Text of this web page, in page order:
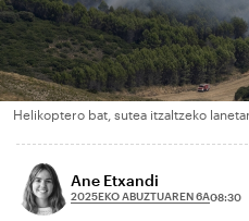
Helikoptero bat, sutea itzaltzeko
Ane Etxandi
2025EKO ABUZTUAREN 6A08:30